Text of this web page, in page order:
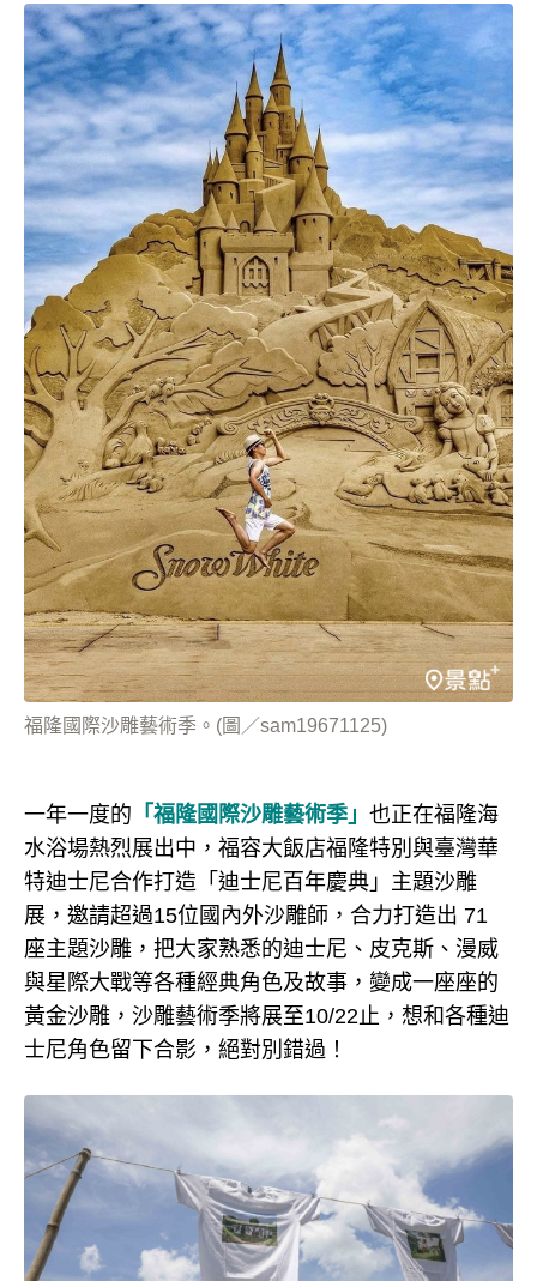
福隆國際沙雕藝術季。(圖／sam19671125)
一年一度的 「福隆國際沙雕藝術季」 也正在福隆海
水浴場熱烈展出中，福容大飯店福隆特別與臺灣華
特迪士尼合作打造「迪士尼百年慶典」主題沙雕
展，邀請超過15位國內外沙雕師，合力打造出 71
座主題沙雕，把大家熟悉的迪士尼、皮克斯、漫威
與星際大戰等各種經典角色及故事，變成一座座的
黃金沙雕，沙雕藝術季將展至10/22止，想和各種迪
士尼角色留下合影，絕對別錯過！